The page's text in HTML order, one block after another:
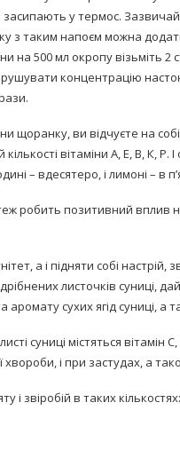
у термос.
з таким напоєм можна
500 мл окропу візьміть
концентрацію
ви відчуєте на собі
вітаміни А, Е, В, К, Р.
– вдесятеро, і лимоні – в
робить позитивний вплив
а і підняти собі
листочків суниці,
сухих ягід суниці, а
суниці містяться вітамін
хвороби, і при застудах, а
і звіробій в таких кількостях: